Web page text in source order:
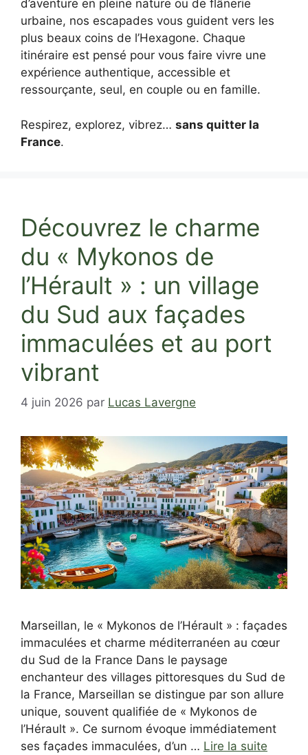
d’aventure en pleine nature ou de flânerie
urbaine, nos escapades vous guident vers les
plus beaux coins de l’Hexagone. Chaque
itinéraire est pensé pour vous faire vivre une
expérience authentique, accessible et
ressourçante, seul, en couple ou en famille.
Respirez, explorez, vibrez… sans quitter la
France.
Découvrez le charme
du « Mykonos de
l’Hérault » : un village
du Sud aux façades
immaculées et au port
vibrant
4 juin 2026 par Lucas Lavergne
Marseillan, le « Mykonos de l’Hérault » : façades
immaculées et charme méditerranéen au cœur
du Sud de la France Dans le paysage
enchanteur des villages pittoresques du Sud de
la France, Marseillan se distingue par son allure
unique, souvent qualifiée de « Mykonos de
l’Hérault ». Ce surnom évoque immédiatement
ses façades immaculées, d’un … Lire la suite